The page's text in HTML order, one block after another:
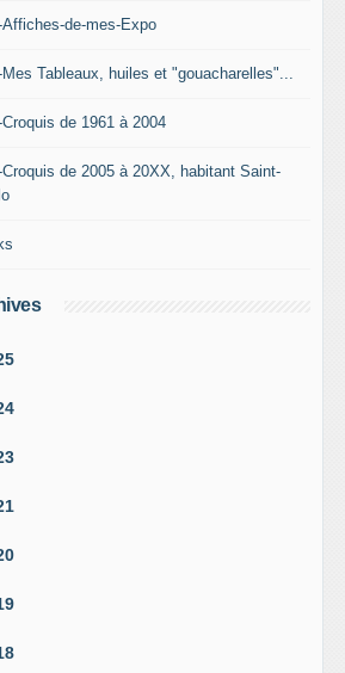
Affiches-de-mes-Expo
Mes Tableaux, huiles et "gouacharelles"...
Croquis de 1961 à 2004
Croquis de 2005 à 20XX, habitant Saint-